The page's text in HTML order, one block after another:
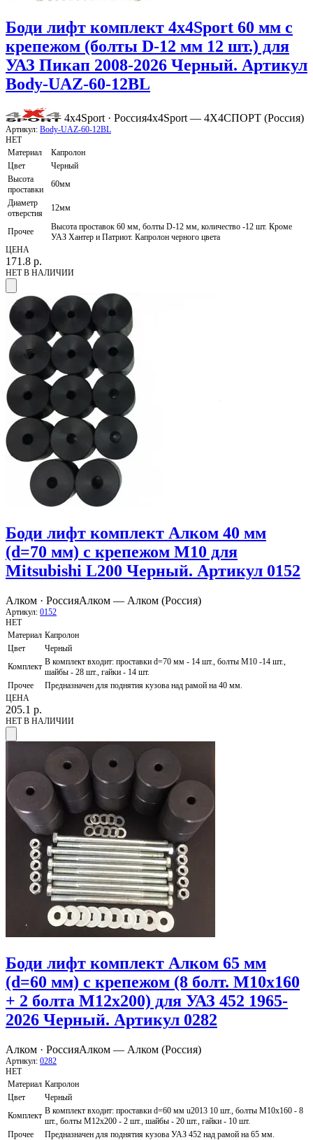
Боди лифт комплект 4x4Sport 60 мм с
крепежом (болты D-12 мм 12 шт.) для
УАЗ Пикап 2008-2026 Черный. Артикул
Body-UAZ-60-12BL
4x4Sport · Россия4x4Sport — 4Х4СПОРТ (Россия)
Артикул: Body-UAZ-60-12BL
НЕТ
Материал
Капролон
Цвет
Черный
Высота
проставки
60мм
Диаметр
отверстия
12мм
Прочее
Высота проставок 60 мм, болты D-12 мм, количество -12 шт. Кроме
УАЗ Хантер и Патриот. Капролон черного цвета
ЦЕНА
171.8 р.
НЕТ В НАЛИЧИИ
Боди лифт комплект Алком 40 мм
(d=70 мм) с крепежом М10 для
Mitsubishi L200 Черный. Артикул 0152
Алком · РоссияАлком — Алком (Россия)
Артикул: 0152
НЕТ
Материал Капролон
Цвет
Черный
Комплект В комплект входит: проставки d=70 мм - 14 шт., болты М10 -14 шт.,
шайбы - 28 шт., гайки - 14 шт.
Прочее
Предназначен для поднятия кузова над рамой на 40 мм.
ЦЕНА
205.1 р.
НЕТ В НАЛИЧИИ
Боди лифт комплект Алком 65 мм
(d=60 мм) с крепежом (8 болт. М10х160
+ 2 болта М12х200) для УАЗ 452 1965-
2026 Черный. Артикул 0282
Алком · РоссияАлком — Алком (Россия)
Артикул: 0282
НЕТ
Материал Капролон
Цвет
Черный
Комплект В комплект входит: проставки d=60 мм u2013 10 шт., болты М10х160 - 8
шт., болты М12х200 - 2 шт., шайбы - 20 шт., гайки - 10 шт.
Прочее
Предназначен для поднятия кузова УАЗ 452 над рамой на 65 мм.